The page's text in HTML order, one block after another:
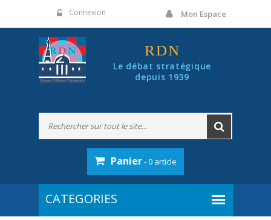
Connexion Mon Espace
RDN
Le débat stratégique
depuis 1939
Panier- 0 article